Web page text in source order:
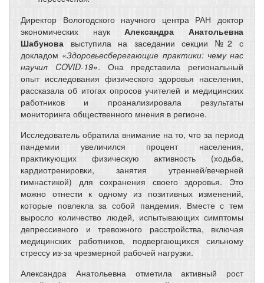
Директор Вологодского научного центра РАН доктор
экономических наукАлександра Анатольевна
Шабунова выступила на заседании секции №2 с
докладом «Здоровьесберегающие практики: чему нас
научил COVID-19». Она представила региональный
опыт исследования физического здоровья населения,
рассказала об итогах опросов учителей и медицинских
работников и проанализировала результаты
мониторинга общественного мнения в регионе.
Исследователь обратила внимание на то, что за период
пандемии увеличился процент населения,
практикующих физическую активность (ходьба,
кардиотренировки, занятия утренней/вечерней
гимнастикой) для сохранения своего здоровья. Это
можно отнести к одному из позитивных изменений,
которые повлекла за собой пандемия. Вместе с тем
выросло количество людей, испытывающих симптомы
депрессивного и тревожного расстройства, включая
медицинских работников, подвергающихся сильному
стрессу из-за чрезмерной рабочей нагрузки.
Александра Анатольевна отметила активный рост